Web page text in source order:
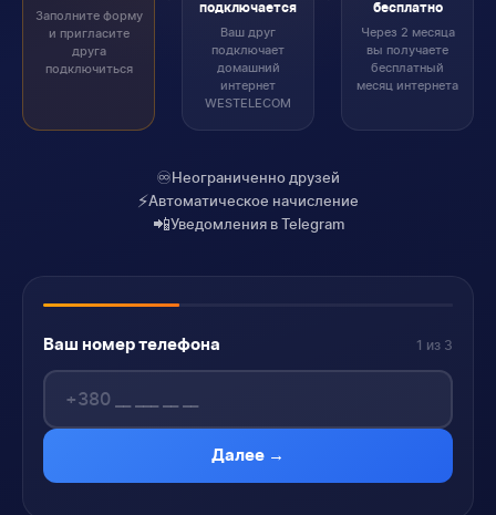
Заполните форму
и пригласите
друга
подключиться
подключается
Ваш друг
подключает
домашний
интернет
WESTELECOM
бесплатно
Через 2 месяца
вы получаете
бесплатный
месяц интернета
♾️Неограниченно друзей
⚡Автоматическое начисление
📲Уведомления в Telegram
Ваш номер телефона 1 из 3
Далее →